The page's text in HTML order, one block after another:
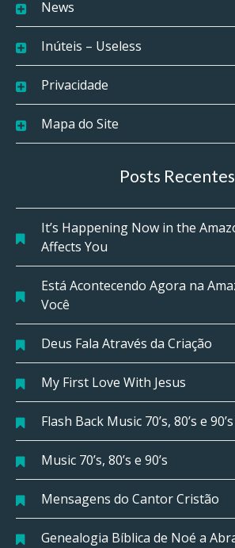
News
Inúteis – Useless
Privacidade
Mapa do Site
Posts Recentes
It’s Happening Now in the
Affects You
Está Acontecendo Agora na
Você
Deus Fala Através da Criação
My First Love With Jesus
Flash Back Music 70’s, 80’s e
Music 70’s, 80’s e 90’s
Mensagens do Cantor Cristão
Genealogia Bíblica de Noé a